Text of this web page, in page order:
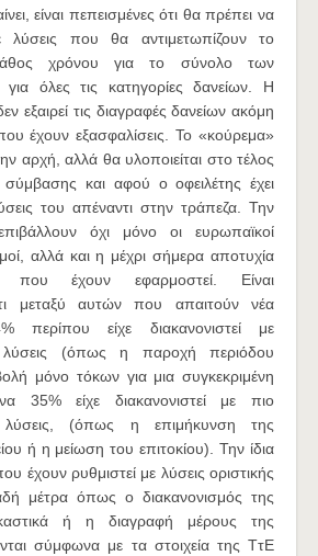
είναι πεπεισμένες ότι θα πρέπει να
που θα αντιμετωπίζουν το
χρόνου για το σύνολο των
για όλες τις κατηγορίες δανείων. Η
εξαιρεί τις διαγραφές δανείων ακόμη
έχουν εξασφαλίσεις. Το «κούρεμα»
αρχή, αλλά θα υλοποιείται στο τέλος
σύμβασης και αφού ο οφειλέτης έχει
του απέναντι στην τράπεζα. Την
όχι μόνο οι ευρωπαϊκοί
αλλά και η μέχρι σήμερα αποτυχία
που έχουν εφαρμοστεί. Είναι
μεταξύ αυτών που απαιτούν νέα
περίπου είχε διακανονιστεί με
λύσεις (όπως η παροχή περιόδου
μόνο τόκων για μια συγκεκριμένη
35% είχε διακανονιστεί με πιο
λύσεις, (όπως η επιμήκυνση της
ή η μείωση του επιτοκίου). Την ίδια
έχουν ρυθμιστεί με λύσεις οριστικής
μέτρα όπως ο διακανονισμός της
ή η διαγραφή μέρους της
σύμφωνα με τα στοιχεία της ΤτΕ